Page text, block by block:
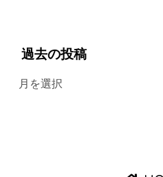
過去の投稿